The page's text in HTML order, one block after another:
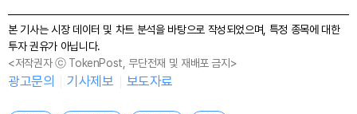
본 기사는 시장 데이터 및 차트 분석을 바탕으로 작성되었으며, 특정 종목에 대한
투자 권유가 아닙니다.
<저작권자 ⓒ TokenPost, 무단전재 및 재배포 금지>
광고문의 기사제보 보도자료